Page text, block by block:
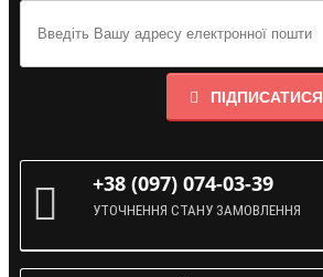
ПІДПИСАТИСЯ
+38 (097) 074-03-39
УТОЧНЕННЯ СТАНУ ЗАМОВЛЕННЯ